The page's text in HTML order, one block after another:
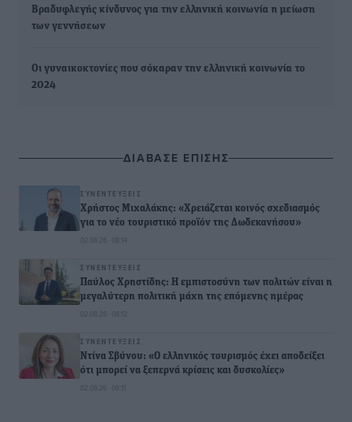
Βραδυφλεγής κίνδυνος για την ελληνική κοινωνία η μείωση
των γεννήσεων
Οι γυναικοκτονίες που σόκαραν την ελληνική κοινωνία το
2024
ΔΙΑΒΑΣΕ ΕΠΙΣΗΣ
ΣΥΝΕΝΤΕΎΞΕΙΣ
Χρήστος Μιχαλάκης: «Χρειάζεται κοινός σχεδιασμός
για το νέο τουριστικό προϊόν της Δωδεκανήσου»
02.08.26 · 08:14
ΣΥΝΕΝΤΕΎΞΕΙΣ
Παύλος Χρηστίδης: Η εμπιστοσύνη των πολιτών είναι η
μεγαλύτερη πολιτική μάχη της επόμενης ημέρας
02.08.26 · 08:12
ΣΥΝΕΝΤΕΎΞΕΙΣ
Ντίνα Σβύνου: «Ο ελληνικός τουρισμός έχει αποδείξει
ότι μπορεί να ξεπερνά κρίσεις και δυσκολίες»
02.08.26 · 08:11